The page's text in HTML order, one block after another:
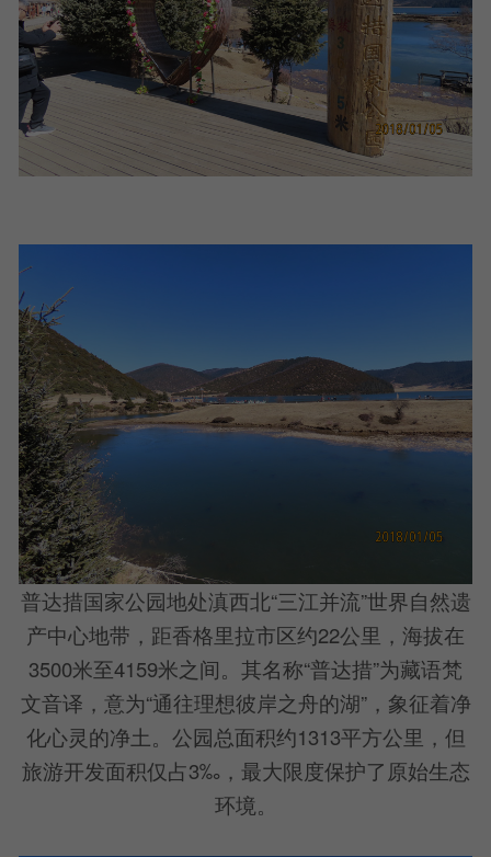
普达措国家公园地处滇西北“三江并流”世界自然遗
产中心地带，距香格里拉市区约22公里，海拔在
3500米至4159米之间。其名称“普达措”为藏语梵
文音译，意为“通往理想彼岸之舟的湖”，象征着净
化心灵的净土。公园总面积约1313平方公里，但
旅游开发面积仅占3‰，最大限度保护了原始生态
环境。